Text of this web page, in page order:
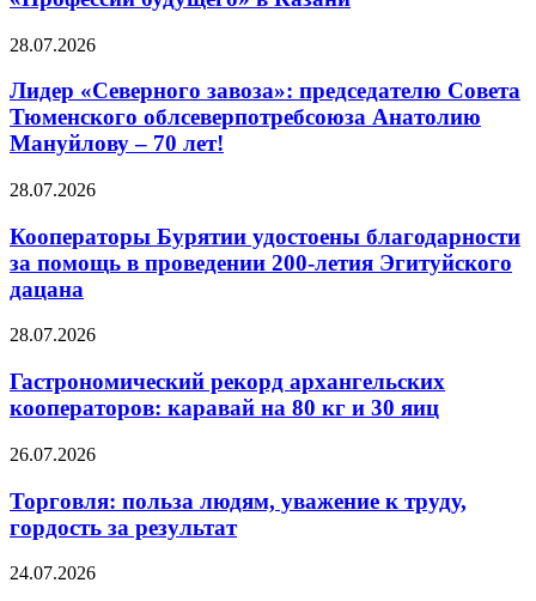
28.07.2026
Лидер «Северного завоза»: председателю Совета
Тюменского облсеверпотребсоюза Анатолию
Мануйлову – 70 лет!
28.07.2026
Кооператоры Бурятии удостоены благодарности
за помощь в проведении 200-летия Эгитуйского
дацана
28.07.2026
Гастрономический рекорд архангельских
кооператоров: каравай на 80 кг и 30 яиц
26.07.2026
Торговля: польза людям, уважение к труду,
гордость за результат
24.07.2026